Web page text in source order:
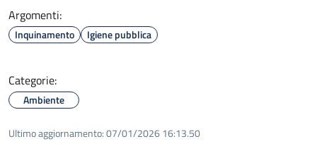
Argomenti:
Inquinamento Igiene pubblica
Categorie:
Ambiente
Ultimo aggiornamento:07/01/2026 16:13.50